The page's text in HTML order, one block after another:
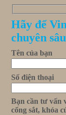
Hãy để
chuyên
Tên của bạn
Số điện thoại
Bạn cần tư vấn
cổng sắt, khóa